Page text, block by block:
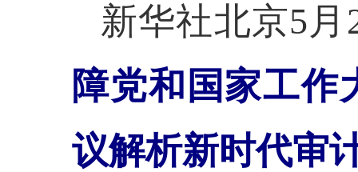
新华社北京5
障党和国家工作
议解析新时代审